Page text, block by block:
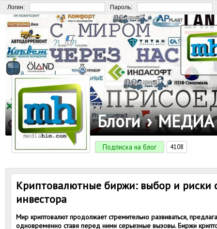
Логин: Пароль:
Блоги ›
Подписка на блог 4108
Криптовалютные биржи: выбор и риски
инвестора
Мир криптовалют продолжает стремительно развиваться,
одновременно ставя перед ними серьезные вызовы. Биржи